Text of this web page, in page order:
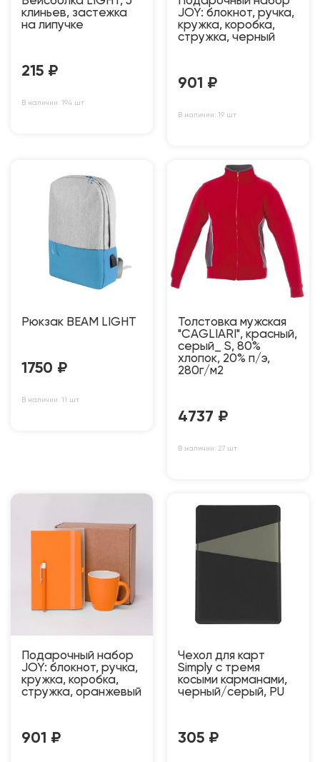
клиньев, застежка
на липучке
215 ₽
В наличии: 194 шт
JOY: блокнот, ручка,
кружка, коробка,
стружка, черный
901 ₽
В наличии: 19 шт
Рюкзак BEAM LIGHT
1750 ₽
В наличии: 11 шт
Толстовка мужская
"CAGLIARI", красный,
серый_ S, 80%
хлопок, 20% п/э,
280г/м2
4737 ₽
В наличии: 27 шт
Подарочный набор
JOY: блокнот, ручка,
кружка, коробка,
стружка, оранжевый
901 ₽
Чехол для карт
Simply с тремя
косыми карманами,
черный/серый, PU
305 ₽